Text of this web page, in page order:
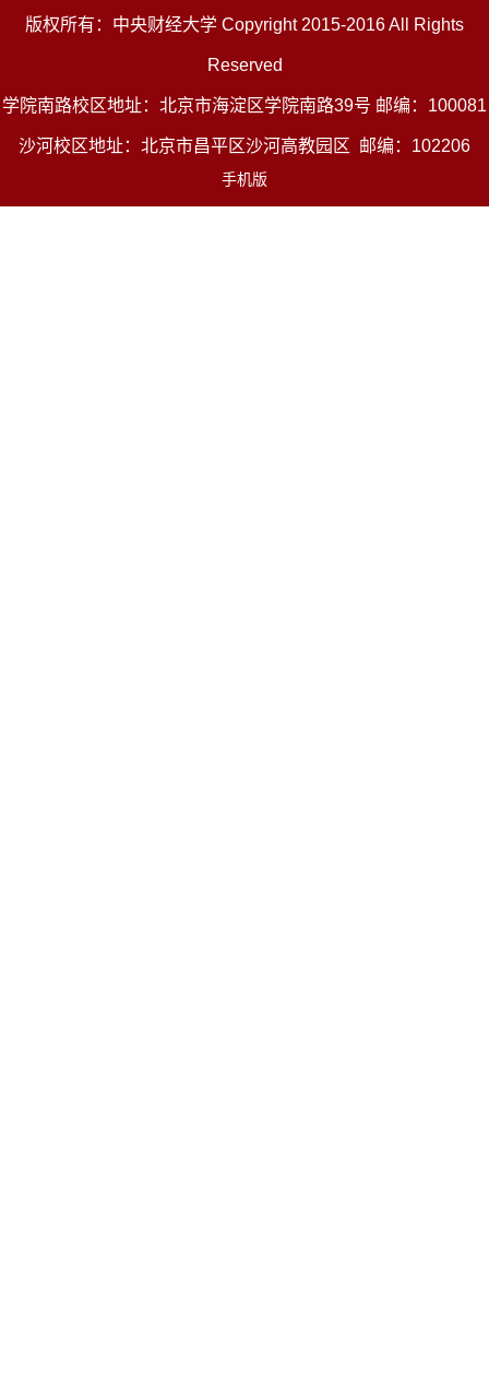
版权所有：中央财经大学 Copyright 2015-2016 All Rights
Reserved
学院南路校区地址：北京市海淀区学院南路39号 邮编：100081
沙河校区地址：北京市昌平区沙河高教园区 邮编：102206
手机版